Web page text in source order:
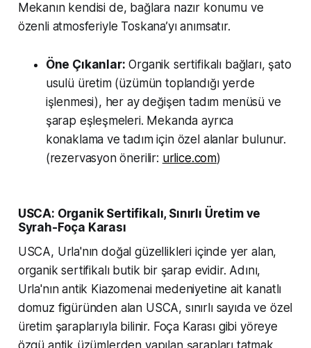
Mekanın kendisi de, bağlara nazır konumu ve
özenli atmosferiyle Toskana’yı anımsatır.
Öne Çıkanlar: Organik sertifikalı bağları, şato
usulü üretim (üzümün toplandığı yerde
işlenmesi), her ay değişen tadım menüsü ve
şarap eşleşmeleri. Mekanda ayrıca
konaklama ve tadım için özel alanlar bulunur.
(rezervasyon önerilir: urlice.com)
USCA: Organik Sertifikalı, Sınırlı Üretim ve
Syrah-Foça Karası
USCA, Urla'nın doğal güzellikleri içinde yer alan,
organik sertifikalı butik bir şarap evidir. Adını,
Urla'nın antik Kiazomenai medeniyetine ait kanatlı
domuz figüründen alan USCA, sınırlı sayıda ve özel
üretim şaraplarıyla bilinir. Foça Karası gibi yöreye